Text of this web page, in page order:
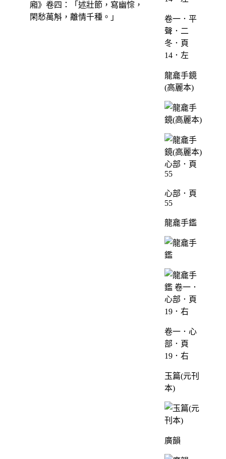
廂》卷四：「述壯節，寫幽悰，
閑愁萬斛，離情千種。」
卷一．平
聲．二
冬．頁
14．左
龍龕手鏡
(高麗本)
心部．頁
55
龍龕手鑑
卷一．心
部．頁
19．右
玉篇(元刊
本)
廣韻